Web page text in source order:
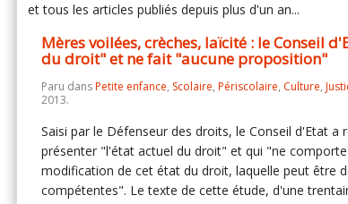
et tous les articles publiés depuis plus d'un an...
Mères voilées, crèches, laïcité : le Conseil
du droit" et ne fait "aucune proposition"
Paru dansPetite enfance, Scolaire, Périscolaire, Culture,
2013.
Saisi par le Défenseur des droits, le Conseil d'Etat a
présenter "l'état actuel du droit" et qui "ne
modification de cet état du droit, laquelle peut être
compétentes". Le texte de cette étude, d'une